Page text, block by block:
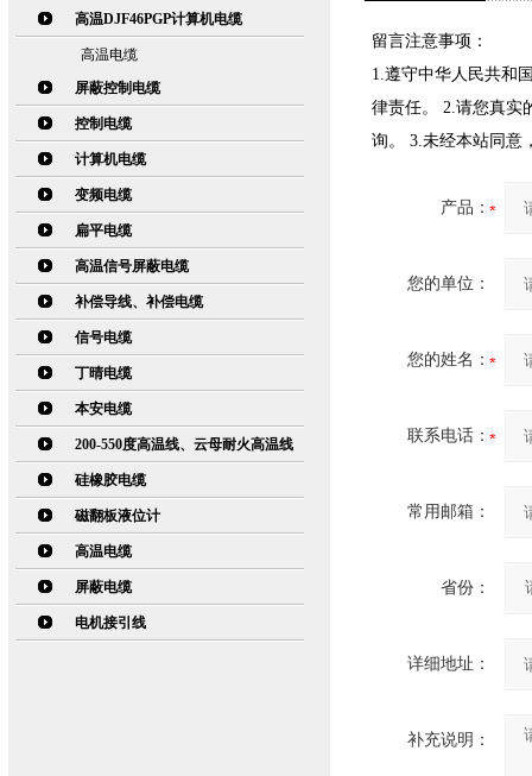
高温DJF46PGP计算机电缆
高温电缆
屏蔽控制电缆
控制电缆
计算机电缆
变频电缆
扁平电缆
高温信号屏蔽电缆
补偿导线、补偿电缆
信号电缆
丁晴电缆
本安电缆
200-550度高温线、云母耐火高温线
硅橡胶电缆
磁翻板液位计
高温电缆
屏蔽电缆
电机接引线
留言注意事项：
1.遵守中华人民共和
律责任。 2.请您真实
询。 3.未经本站同意
产品：
您的单位：
您的姓名：
联系电话：
常用邮箱：
省份：
详细地址：
补充说明：